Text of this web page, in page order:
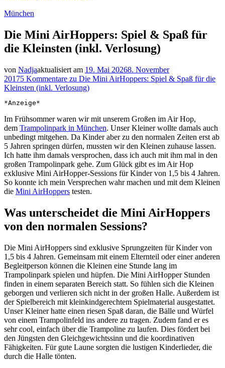
München
Die Mini AirHoppers: Spiel & Spaß für
die Kleinsten (inkl. Verlosung)
von Nadjaaktualisiert am 19. Mai 20268. November
20175 Kommentare zu Die Mini AirHoppers: Spiel & Spaß für die
Kleinsten (inkl. Verlosung)
*Anzeige*
Im Frühsommer waren wir mit unserem Großen im Air Hop,
dem Trampolinpark in München. Unser Kleiner wollte damals auch
unbedingt mitgehen. Da Kinder aber zu den normalen Zeiten erst ab
5 Jahren springen dürfen, mussten wir den Kleinen zuhause lassen.
Ich hatte ihm damals versprochen, dass ich auch mit ihm mal in den
großen Trampolinpark gehe. Zum Glück gibt es im Air Hop
exklusive Mini AirHopper-Sessions für Kinder von 1,5 bis 4 Jahren.
So konnte ich mein Versprechen wahr machen und mit dem Kleinen
die Mini AirHoppers testen.
Was unterscheidet die Mini AirHoppers
von den normalen Sessions?
Die Mini AirHoppers sind exklusive Sprungzeiten für Kinder von
1,5 bis 4 Jahren. Gemeinsam mit einem Elternteil oder einer anderen
Begleitperson können die Kleinen eine Stunde lang im
Trampolinpark spielen und hüpfen. Die Mini AirHopper Stunden
finden in einem separaten Bereich statt. So fühlen sich die Kleinen
geborgen und verlieren sich nicht in der großen Halle. Außerdem ist
der Spielbereich mit kleinkindgerechtem Spielmaterial ausgestattet.
Unser Kleiner hatte einen riesen Spaß daran, die Bälle und Würfel
von einem Trampolinfeld ins andere zu tragen. Zudem fand er es
sehr cool, einfach über die Trampoline zu laufen. Dies fördert bei
den Jüngsten den Gleichgewichtssinn und die koordinativen
Fähigkeiten. Für gute Laune sorgten die lustigen Kinderlieder, die
durch die Halle tönten.